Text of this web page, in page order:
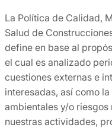
La Política de Calidad,
Salud de
define en base al
el cual es analizado
cuestiones externas e
interesadas, así como
ambientales y/o
nuestras actividades,